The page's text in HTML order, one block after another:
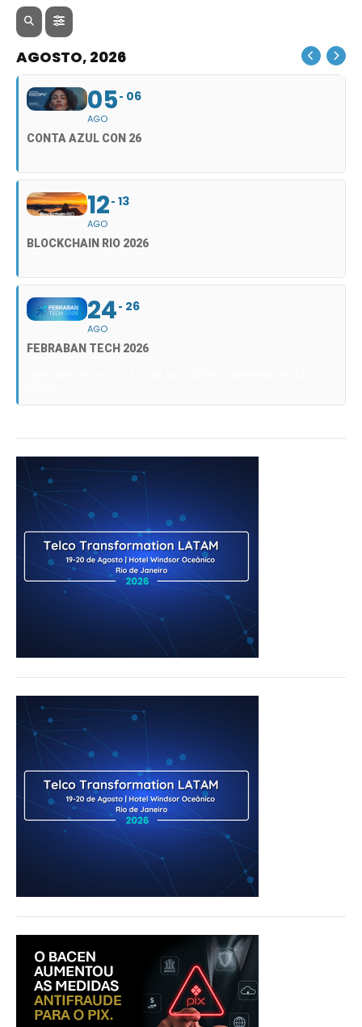
AGOSTO, 2026
05
AGO
06
CONTA AZUL CON 26
12
AGO
13
BLOCKCHAIN RIO 2026
24
AGO
26
FEBRABAN TECH 2026